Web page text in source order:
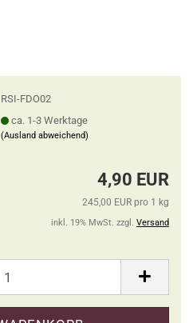
RSI-FDO02
ca. 1-3 Werktage
(Ausland abweichend)
4,90 EUR
245,00 EUR pro 1 kg
inkl. 19% MwSt. zzgl. Versand